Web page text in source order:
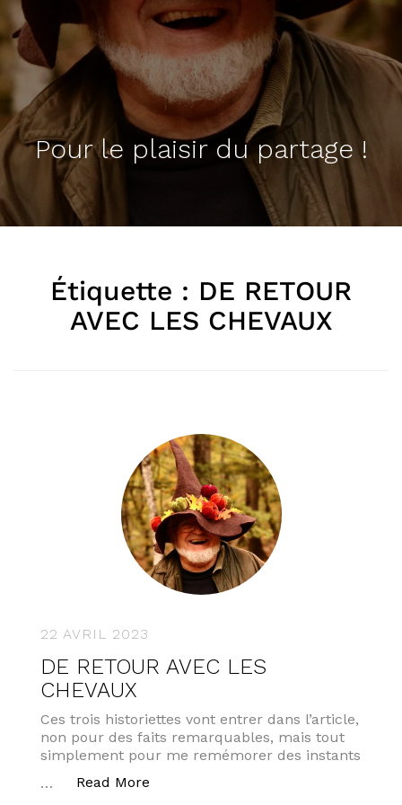
Pour le plaisir du partage !
Étiquette : DE RETOUR
AVEC LES CHEVAUX
22 AVRIL 2023
DE RETOUR AVEC LES
CHEVAUX
Ces trois historiettes vont entrer dans l’article,
non pour des faits remarquables, mais tout
simplement pour me remémorer des instants
…
Read More